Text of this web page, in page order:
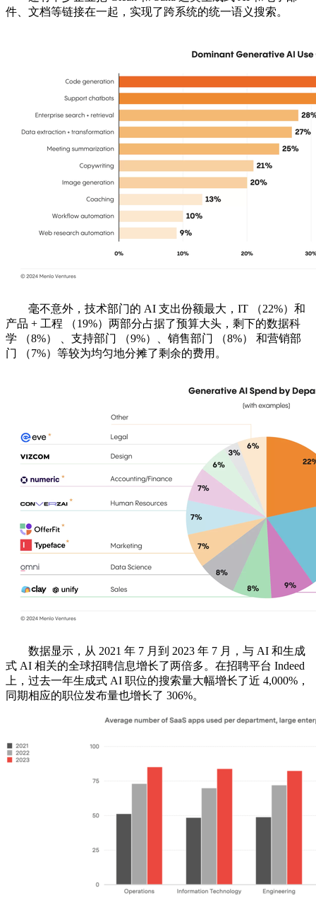
件、文档等链接在一起，实现了跨系统的统一语义搜索。
毫不意外，技术部门的 AI 支出份额最大，IT （22%）和
产品 + 工程 （19%）两部分占据了预算大头，剩下的数据科
学 （8%） 、支持部门 （9%）、销售部门 （8%） 和营销部
门 （7%）等较为均匀地分摊了剩余的费用。
数据显示，从 2021 年 7 月到 2023 年 7 月，与 AI 和生成
式 AI 相关的全球招聘信息增长了两倍多。在招聘平台 Indeed
上，过去一年生成式 AI 职位的搜索量大幅增长了近 4,000%，
同期相应的职位发布量也增长了 306%。